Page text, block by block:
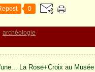
0
archéologie
La Rose+Croix au